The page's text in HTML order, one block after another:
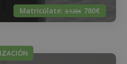
Matricúlate: 3.120€ 780€